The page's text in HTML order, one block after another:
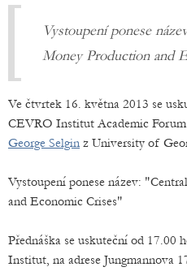
Vystoupení ponese
Money Production and
Ve čtvrtek 16. května 2013 se
CEVRO Institut Academic
George Selgin z University of
Vystoupení ponese název:
and Economic Crises"
Přednáška se uskuteční od 17.00
Institut, na adrese Jungmannova